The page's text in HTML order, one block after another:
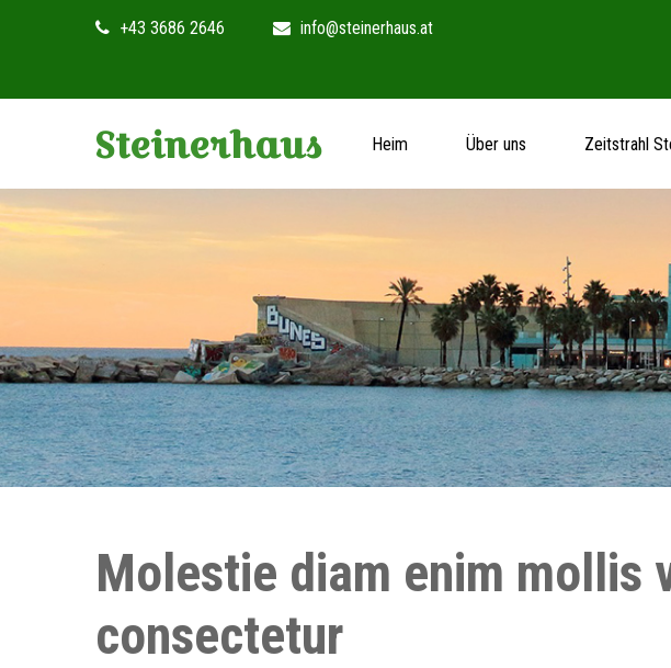
+43 3686 2646 info@steinerhaus.at
Steinerhaus Heim Über uns Zeitstrahl
Molestie diam enim mollis
consectetur